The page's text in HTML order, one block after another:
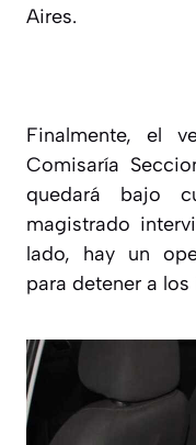
Aires.
Finalmente, el
Comisaría
quedará bajo
magistrado
lado, hay un
para detener a